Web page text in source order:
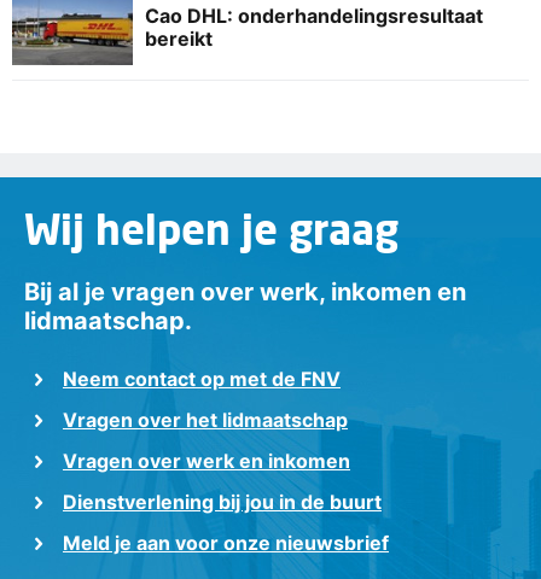
Cao DHL: onderhandelingsresultaat
bereikt
Wij helpen je graag
Bij al je vragen over werk, inkomen en
lidmaatschap.
Neem contact op met de FNV
Vragen over het lidmaatschap
Vragen over werk en inkomen
Dienstverlening bij jou in de buurt
Meld je aan voor onze nieuwsbrief